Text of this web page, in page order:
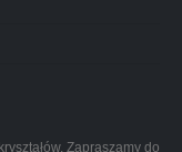
Zapraszamy do